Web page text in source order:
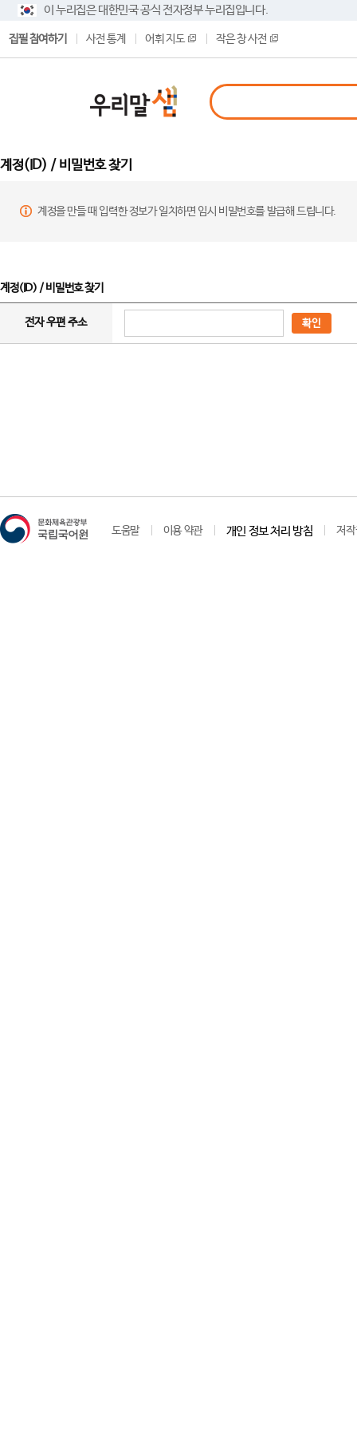
이 누리집은 대한민국 공식 전자정부 누리집입니다.
집필 참여하기 사전 통계 어휘 지도 작은 창 사전
계정(ID) / 비밀번호 찾기
계정을 만들 때 입력한 정보가 일치하면 임시 비밀번호를 발급해 드립니다.
계정(ID) / 비밀번호 찾기
전자 우편 주소 확인
도움말 이용 약관 개인 정보 처리 방침 저